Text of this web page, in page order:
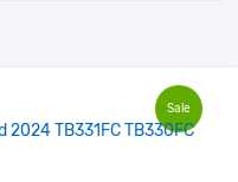
Sale
2024 TB331FC TB330FC